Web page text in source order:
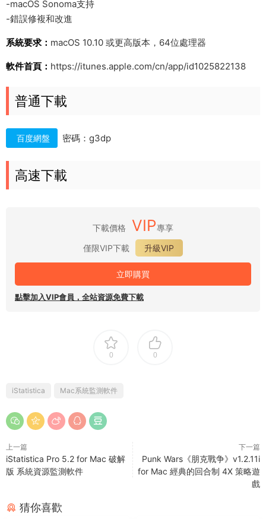
-macOS Sonoma支持
-錯誤修複和改進
系統要求： macOS 10.10 或更高版本，64位處理器
軟件首頁： https://itunes.apple.com/cn/app/id1025822138
普通下載
百度網盤 密碼：g3dp
高速下載
下載價格 VIP專享
僅限VIP下載
升級VIP
立即購買
點擊加入VIP會員，全站資源免費下載
0 0
iStatistica Mac系統監測軟件
上一篇
iStatistica Pro 5.2 for Mac 破解
版 系統資源監測軟件
下一篇
Punk Wars《朋克戰争》v1.2.11i
for Mac 經典的回合制 4X 策略遊
戲
猜你喜歡